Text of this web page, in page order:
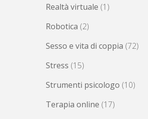
Realtà virtuale (1)
Robotica (2)
Sesso e vita di coppia (72)
Stress (15)
Strumenti psicologo (10)
Terapia online (17)